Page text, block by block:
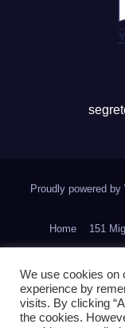
Proudly powered by
Home 151
La Regata della
We use cookies on
experience by
visits. By clicking
the cookies.